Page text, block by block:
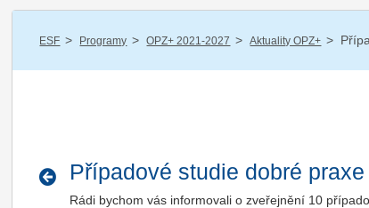
ESF / Programy / OPZ+ 2021-2027 / Aktuality OPZ+ /
Případové studie dobré
Rádi bychom vás informovali o zveřejnění 10